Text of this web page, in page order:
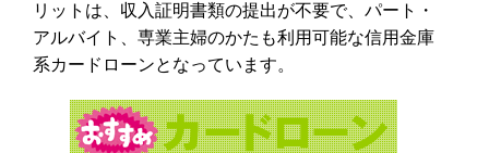
リットは、収入証明書類の提出が不要で、パート・
アルバイト、専業主婦のかたも利用可能な信用金庫
系カードローンとなっています。